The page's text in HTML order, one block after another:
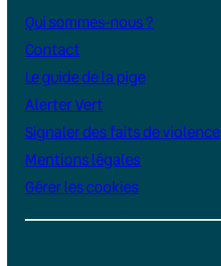
Qui sommes-nous ?
Contact
Le guide de la pige
Alerter Vert
Signaler des faits de violence
Mentions légales
Gérer les cookies